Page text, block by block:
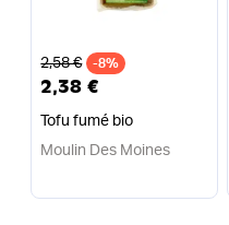
Ancien prix
2,58 € -8%
2,38 €
Tofu fumé bio
Moulin Des Moines